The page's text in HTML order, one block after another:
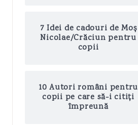
7 Idei de cadouri de Moș
Nicolae/Crăciun pentru
copii
10 Autori români pentru
copii pe care să-i citiți
împreună